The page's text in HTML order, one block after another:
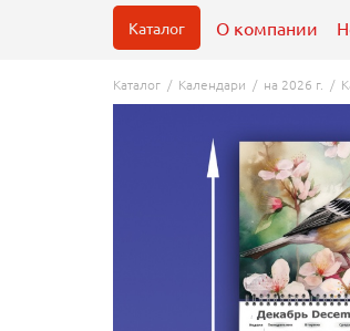
Каталог О компании
Каталог / Календари / на 2026 г. /